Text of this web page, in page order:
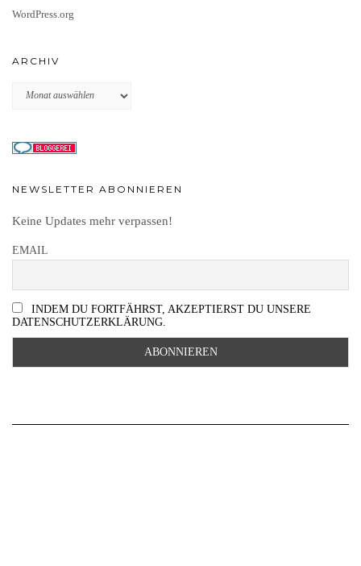
WordPress.org
ARCHIV
Archiv
NEWSLETTER ABONNIEREN
Keine Updates mehr verpassen!
EMAIL
INDEM DU FORTFÄHRST, AKZEPTIERST DU UNSERE
DATENSCHUTZERKLÄRUNG.